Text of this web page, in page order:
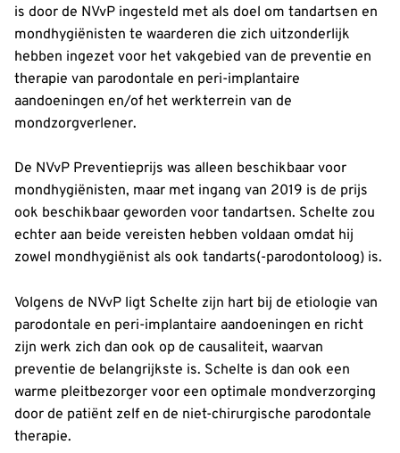
is door de NVvP ingesteld met als doel om tandartsen en
mondhygiënisten te waarderen die zich uitzonderlijk
hebben ingezet voor het vakgebied van de preventie en
therapie van parodontale en peri-implantaire
aandoeningen en/of het werkterrein van de
mondzorgverlener.
De NVvP Preventieprijs was alleen beschikbaar voor
mondhygiënisten, maar met ingang van 2019 is de prijs
ook beschikbaar geworden voor tandartsen. Schelte zou
echter aan beide vereisten hebben voldaan omdat hij
zowel mondhygiënist als ook tandarts(-parodontoloog) is.
Volgens de NVvP ligt Schelte zijn hart bij de etiologie van
parodontale en peri-implantaire aandoeningen en richt
zijn werk zich dan ook op de causaliteit, waarvan
preventie de belangrijkste is. Schelte is dan ook een
warme pleitbezorger voor een optimale mondverzorging
door de patiënt zelf en de niet-chirurgische parodontale
therapie.